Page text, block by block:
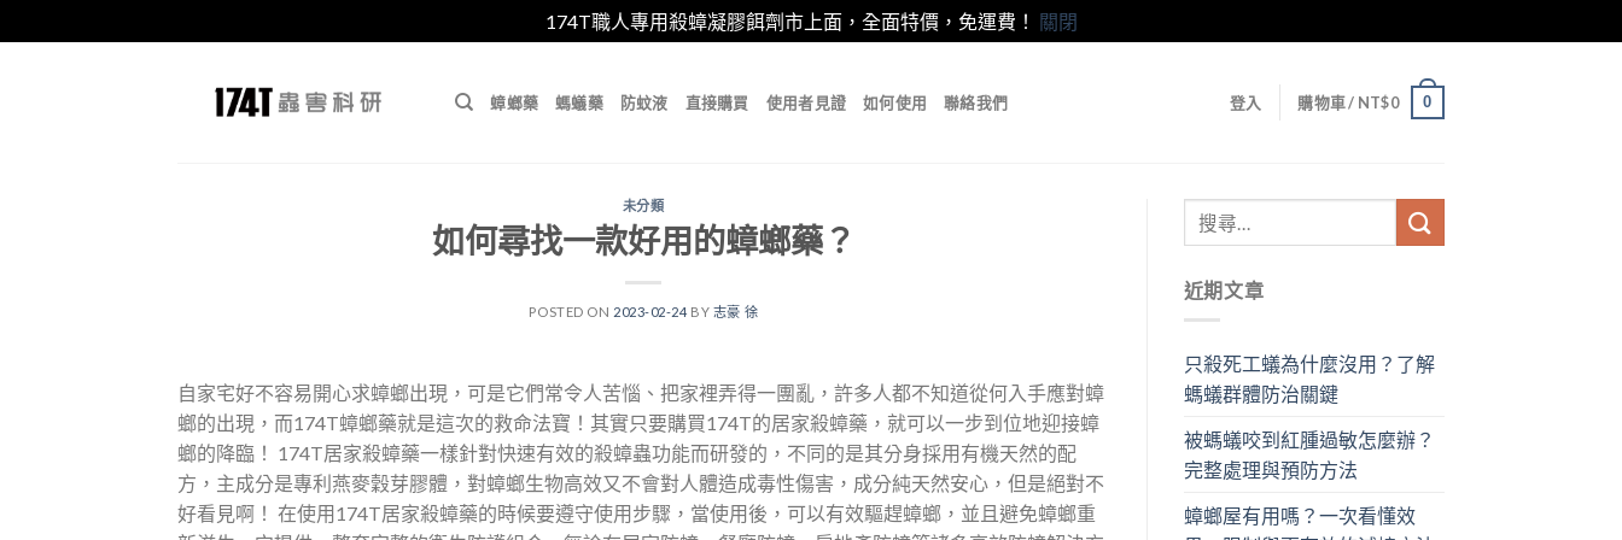
174T職人專用殺蟑凝膠餌劑市上面，全面特價，免運費！ 關閉
蟑螂藥 螞蟻藥 防蚊液 直接購買 使用者見證 如何使用 聯絡我們 登入 購物車 / NT$0 0
未分類
如何尋找一款好用的蟑螂藥？
POSTED ON 2023-02-24 BY 志豪 徐
自家宅好不容易開心求蟑螂出現，可是它們常令人苦惱、把家裡弄得一團亂，許多人都不知道從何入手應對蟑
螂的出現，而174T蟑螂藥就是這次的救命法寶！其實只要購買174T的居家殺蟑藥，就可以一步到位地迎接蟑
螂的降臨！ 174T居家殺蟑藥一樣針對快速有效的殺蟑蟲功能而研發的，不同的是其分身採用有機天然的配
方，主成分是專利燕麥穀芽膠體，對蟑螂生物高效又不會對人體造成毒性傷害，成分純天然安心，但是絕對不
好看見啊！ 在使用174T居家殺蟑藥的時候要遵守使用步驟，當使用後，可以有效驅趕蟑螂，並且避免蟑螂重
近期文章
只殺死工蟻為什麼沒用？了解
螞蟻群體防治關鍵
被螞蟻咬到紅腫過敏怎麼辦？
完整處理與預防方法
蟑螂屋有用嗎？一次看懂效